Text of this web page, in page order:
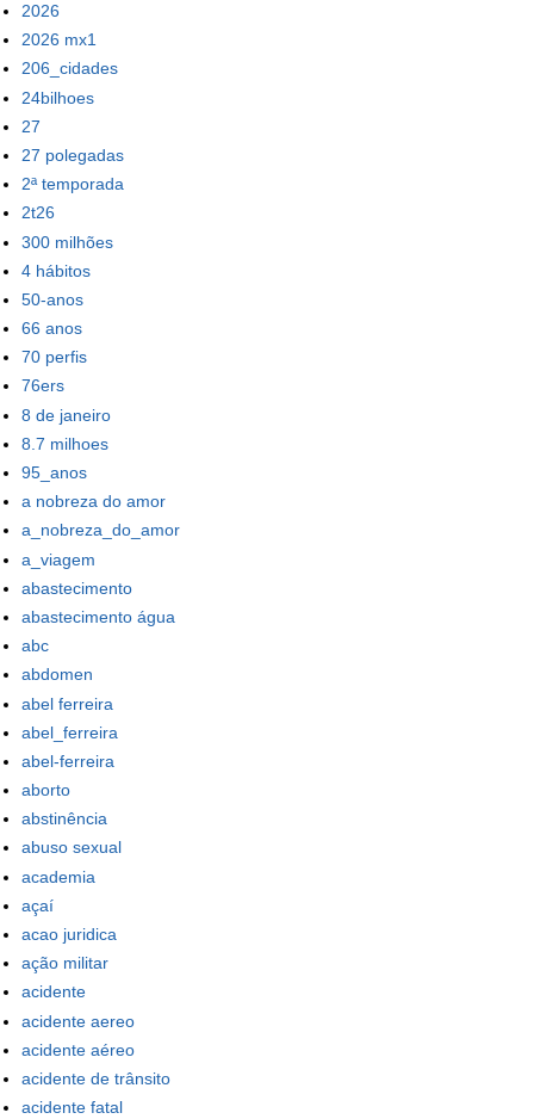
2026
2026 mx1
206_cidades
24bilhoes
27
27 polegadas
2ª temporada
2t26
300 milhões
4 hábitos
50-anos
66 anos
70 perfis
76ers
8 de janeiro
8.7 milhoes
95_anos
a nobreza do amor
a_nobreza_do_amor
a_viagem
abastecimento
abastecimento água
abc
abdomen
abel ferreira
abel_ferreira
abel-ferreira
aborto
abstinência
abuso sexual
academia
açaí
acao juridica
ação militar
acidente
acidente aereo
acidente aéreo
acidente de trânsito
acidente fatal